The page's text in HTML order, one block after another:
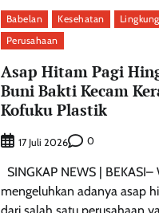
Babelan Kesehatan
Perusahaan
Asap Hitam Pagi
Buni Bakti Kecam
Kofuku Plastik
17 Juli 2026 0
SINGKAP NEWS |
mengeluhkan adanya asap